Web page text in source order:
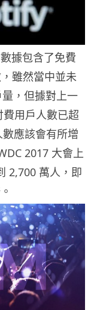
據包含了免費
雖然當中並未
，但據對上一
用戶人數已超
應該會有所增
2017 大會上
2,700 萬人，即